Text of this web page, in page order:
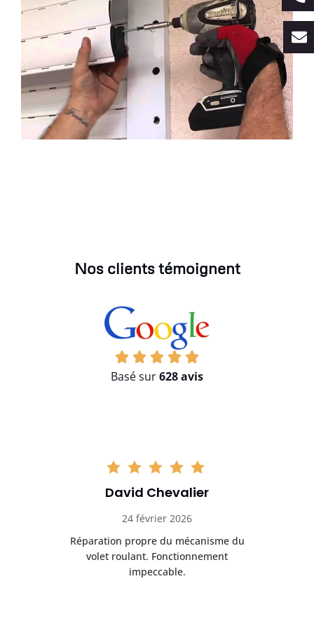
Nos clients témoignent
Basé sur628 avis
David Chevalier
24 février 2026
Réparation propre du mécanisme du
volet roulant. Fonctionnement
impeccable.